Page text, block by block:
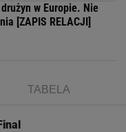
w Europie. Nie
[ZAPIS RELACJI]
TABELA